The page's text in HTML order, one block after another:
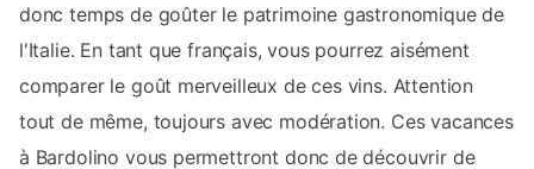
donc temps de goûter le patrimoine gastronomique de
l'Italie. En tant que français, vous pourrez aisément
comparer le goût merveilleux de ces vins. Attention
tout de même, toujours avec modération. Ces vacances
à Bardolino vous permettront donc de découvrir de